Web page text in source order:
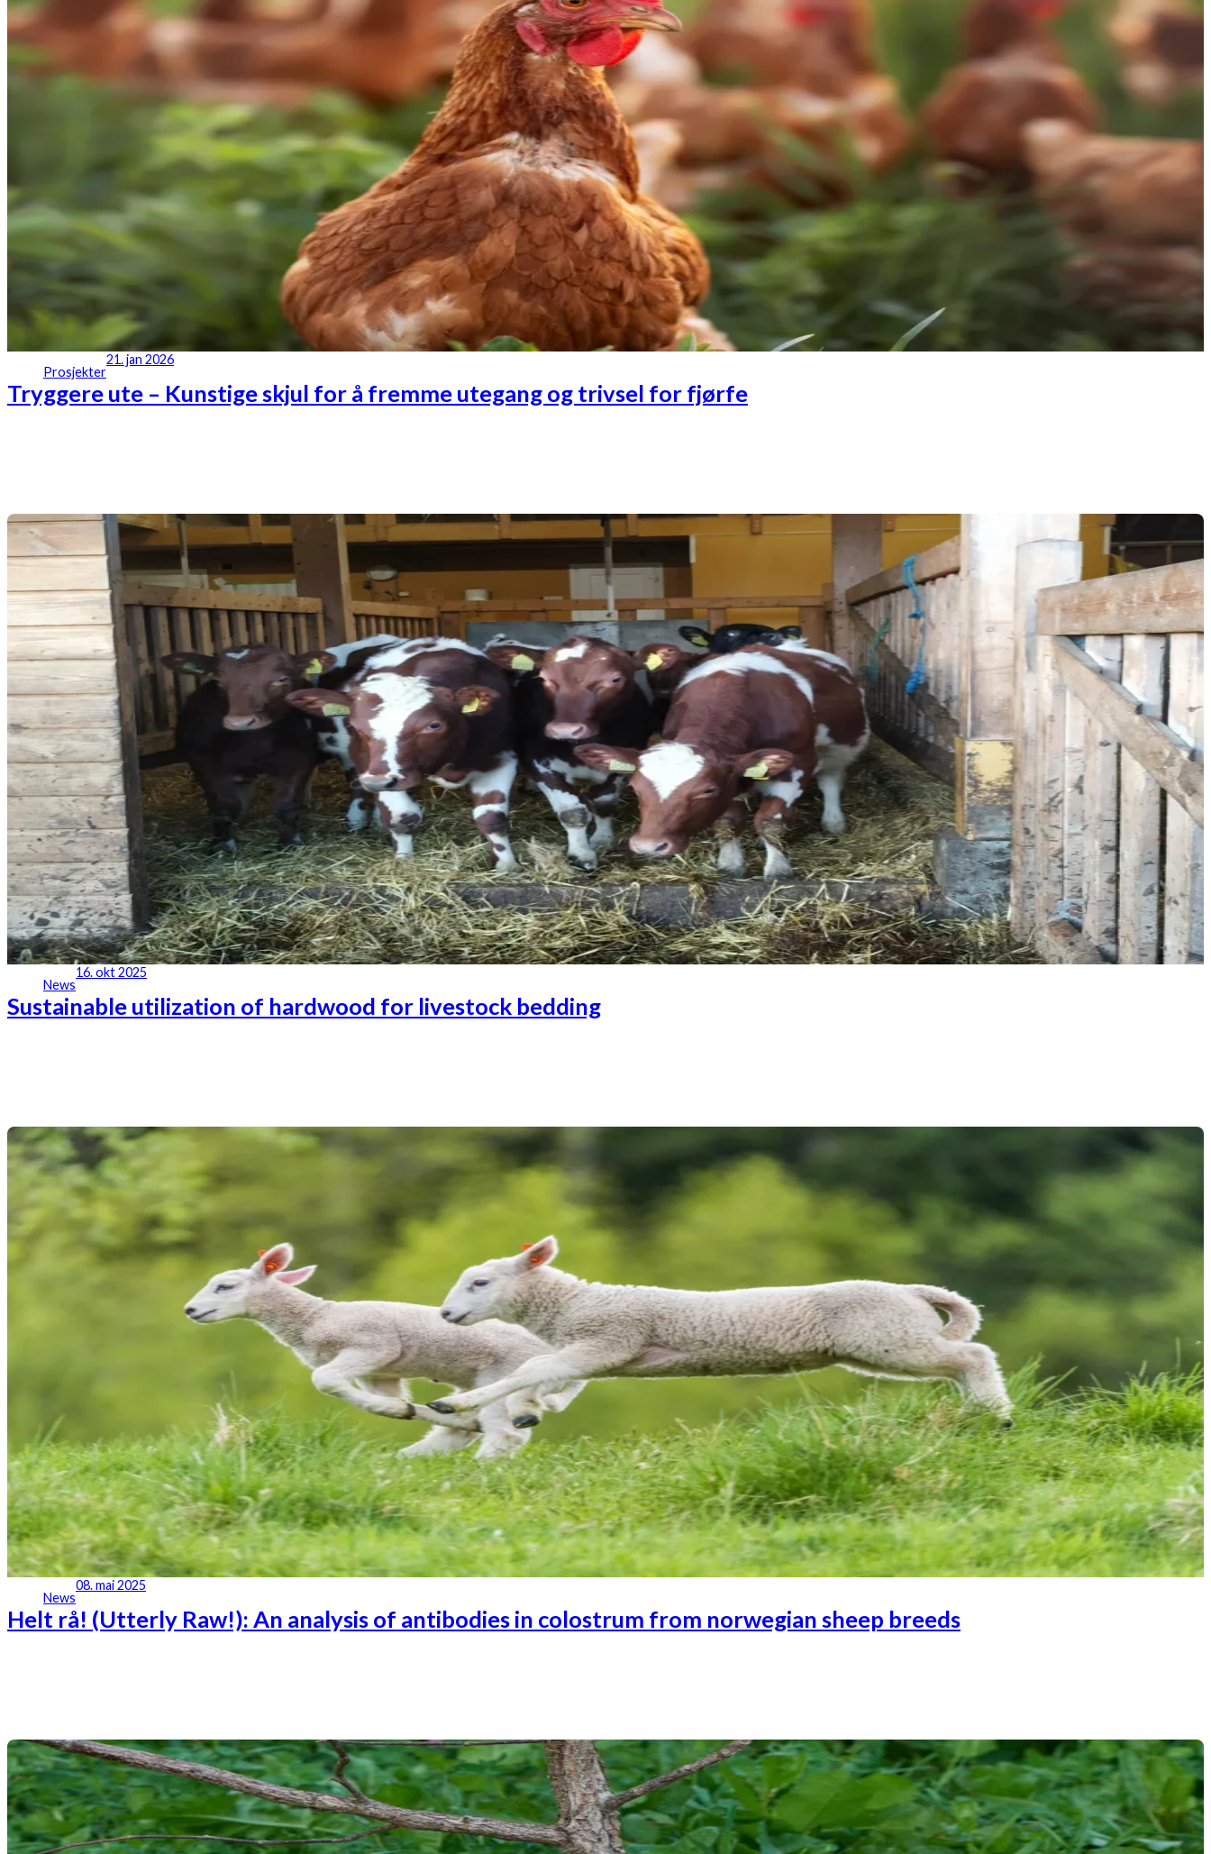
Prosjekter
21. jan 2026
Tryggere ute – Kunstige skjul for å fremme utegang og trivsel for fjørfe
News
16. okt 2025
Sustainable utilization of hardwood for livestock bedding
News
08. mai 2025
Helt rå! (Utterly Raw!): An analysis of antibodies in colostrum from norwegian sheep breeds